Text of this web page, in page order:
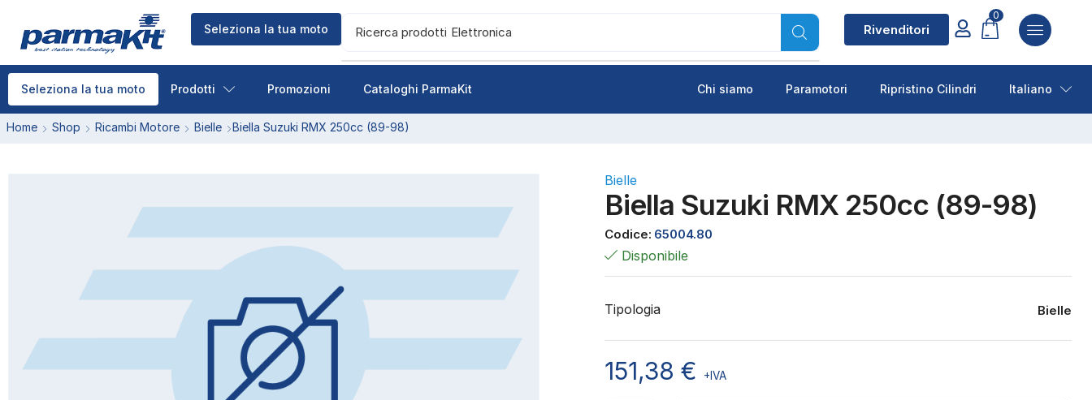
Seleziona la tua moto Ricerca prodotti Elettronica Rivenditori
0
Seleziona la tua moto Prodotti Promozioni Cataloghi ParmaKit Chi siamo Paramotori Ripristino Cilindri Italiano
Home Shop Ricambi Motore Bielle Biella Suzuki RMX 250cc (89-98)
Bielle
Biella Suzuki RMX 250cc (89-98)
Codice: 65004.80
Disponibile
Tipologia Bielle
151,38 € +IVA